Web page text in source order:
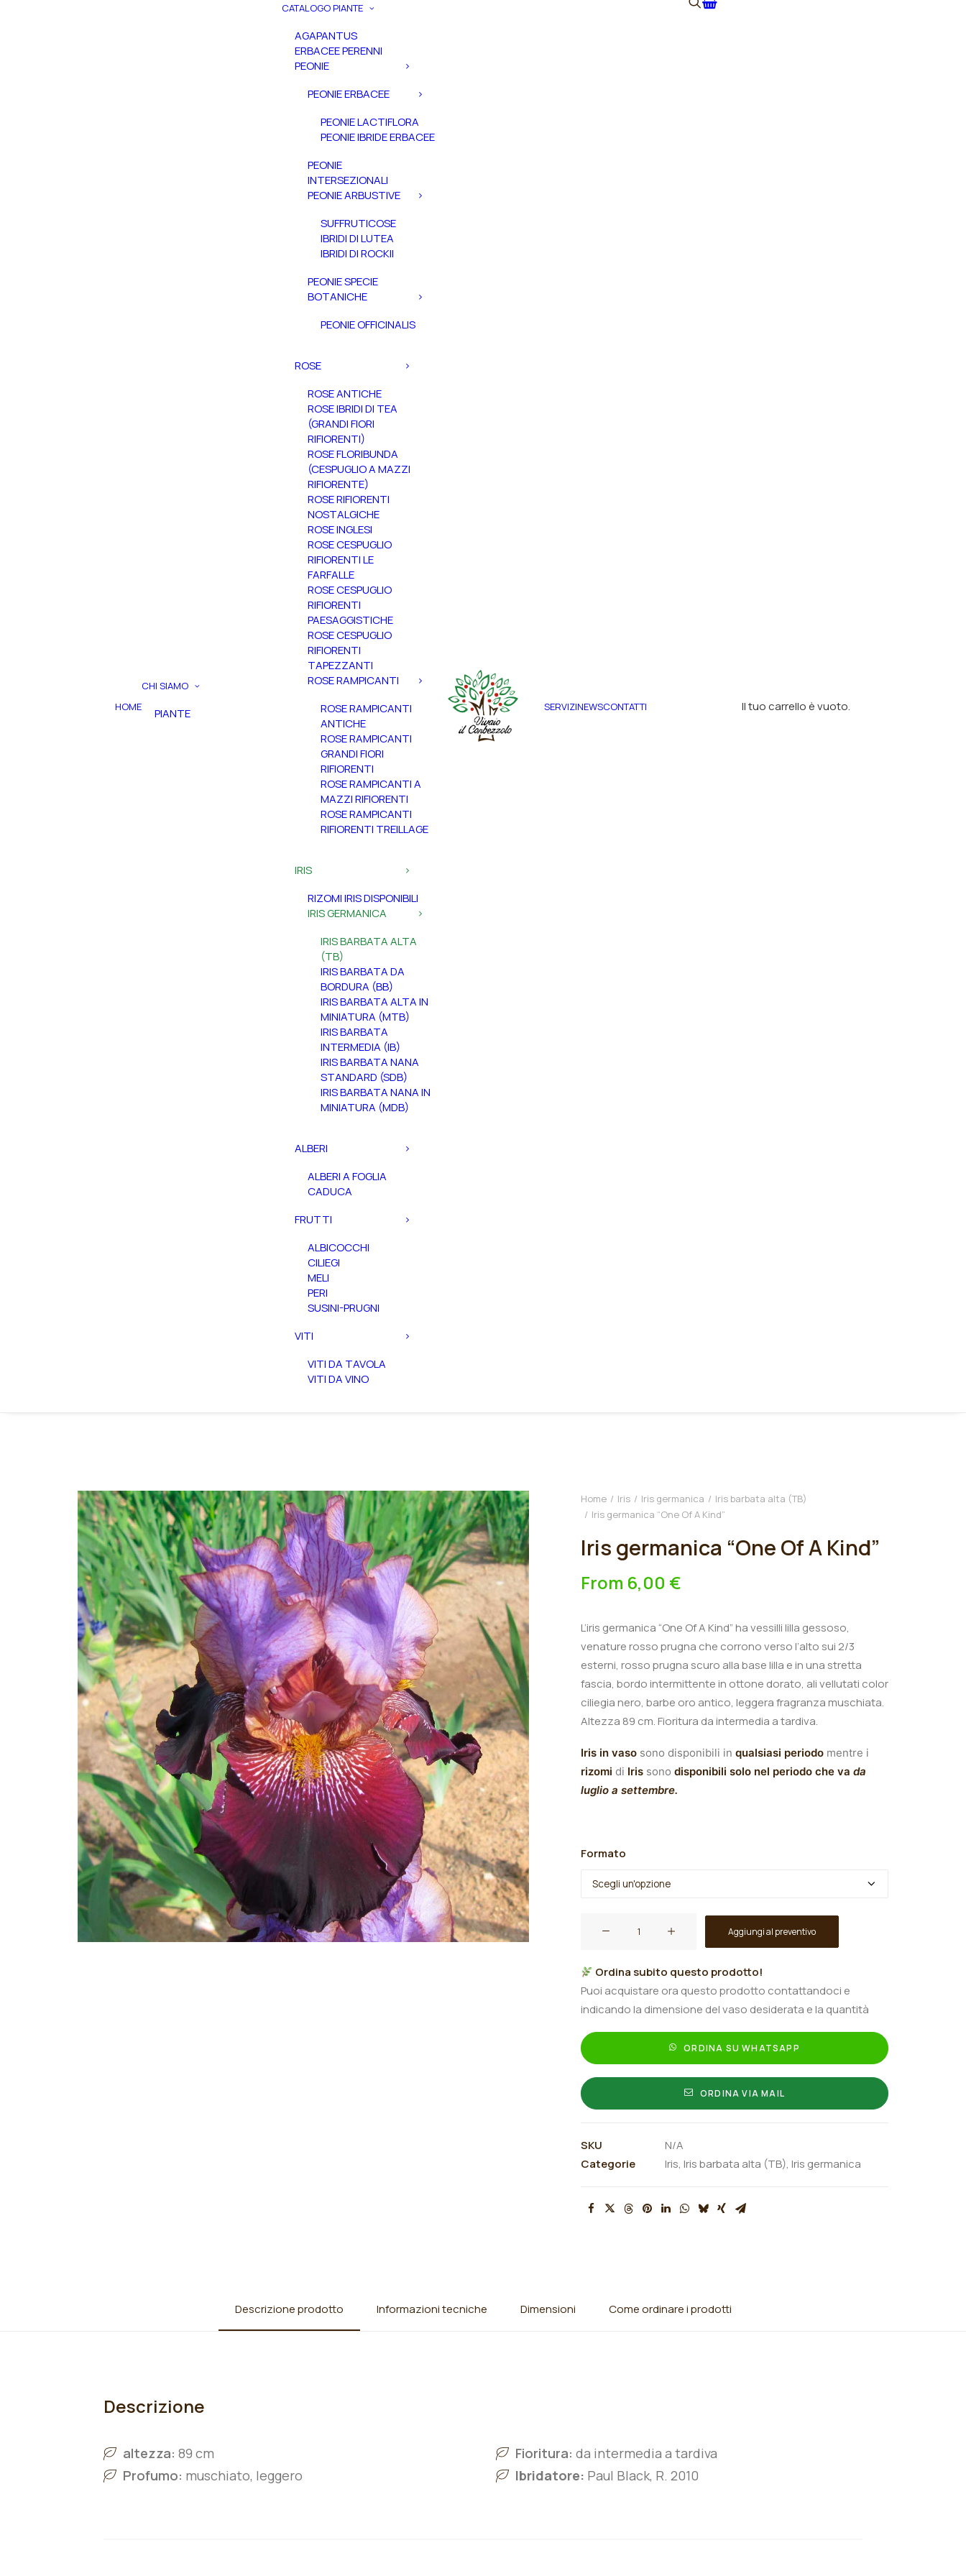
HOME
CHI SIAMO
PIANTE
CATALOGO PIANTE
AGAPANTUS
ERBACEE PERENNI
PEONIE
PEONIE ERBACEE
PEONIE LACTIFLORA
PEONIE IBRIDE ERBACEE
PEONIE
INTERSEZIONALI
PEONIE ARBUSTIVE
SUFFRUTICOSE
IBRIDI DI LUTEA
IBRIDI DI ROCKII
PEONIE SPECIE
BOTANICHE
PEONIE OFFICINALIS
ROSE
ROSE ANTICHE
ROSE IBRIDI DI TEA
(GRANDI FIORI
RIFIORENTI)
ROSE FLORIBUNDA
(CESPUGLIO A MAZZI
RIFIORENTE)
ROSE RIFIORENTI
NOSTALGICHE
ROSE INGLESI
ROSE CESPUGLIO
RIFIORENTI LE
FARFALLE
ROSE CESPUGLIO
RIFIORENTI
PAESAGGISTICHE
ROSE CESPUGLIO
RIFIORENTI
TAPEZZANTI
ROSE RAMPICANTI
ROSE RAMPICANTI
ANTICHE
ROSE RAMPICANTI
GRANDI FIORI
RIFIORENTI
ROSE RAMPICANTI A
MAZZI RIFIORENTI
ROSE RAMPICANTI
RIFIORENTI TREILLAGE
IRIS
RIZOMI IRIS DISPONIBILI
IRIS GERMANICA
IRIS BARBATA ALTA
(TB)
IRIS BARBATA DA
BORDURA (BB)
IRIS BARBATA ALTA IN
MINIATURA (MTB)
IRIS BARBATA
INTERMEDIA (IB)
IRIS BARBATA NANA
STANDARD (SDB)
IRIS BARBATA NANA IN
MINIATURA (MDB)
ALBERI
ALBERI A FOGLIA
CADUCA
FRUTTI
ALBICOCCHI
CILIEGI
MELI
PERI
SUSINI-PRUGNI
VITI
VITI DA TAVOLA
VITI DA VINO
SERVIZINEWSCONTATTI Il tuo carrello è vuoto.
Home Iris Iris germanica
Iris barbata alta (TB)
Iris germanica “One Of A Kind”
Iris germanica “One Of A Kind”
From 6,00 €
L’iris germanica “One Of A Kind” ha vessilli lilla gessoso,
venature rosso prugna che corrono verso l’alto sui 2/3
esterni, rosso prugna scuro alla base lilla e in una stretta
fascia, bordo intermittente in ottone dorato, ali vellutati color
ciliegia nero, barbe oro antico, leggera fragranza muschiata.
Altezza 89 cm.Fioritura da intermedia a tardiva.
Iris in vaso sono disponibili in qualsiasi periodo mentre i
rizomi di Iris sono disponibili solo nel periodo che va da
luglio a settembre.
Formato
Of
A
Kind"
quantità
Aggiungi al preventivo
Ordina subito questo prodotto!
Puoi acquistare ora questo prodotto contattandoci e
indicando la dimensione del vaso desiderata e la quantità
ORDINA SU WHATSAPP
ORDINA VIA MAIL
SKU
N/A
Categorie
Iris, Iris barbata alta (TB), Iris germanica
Descrizione prodotto Informazioni tecniche Dimensioni Come ordinare i prodotti
Descrizione
altezza: 89 cm
Profumo: muschiato, leggero
Fioritura: da intermedia a tardiva
Ibridatore: Paul Black, R. 2010